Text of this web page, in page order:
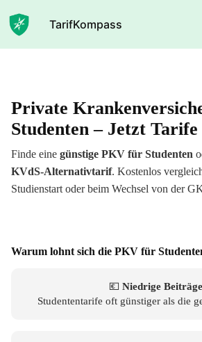
Inhalt
springen
TarifKompass
Private
Studenten – Jetzt
Finde eine günstige PKV für Studenten
KVdS-Alternativtarif. Kostenlos
Studienstart oder beim Wechsel von der
Warum lohnt sich die PKV für
💶 Niedrige Beiträge
Studententarife oft günstiger als die